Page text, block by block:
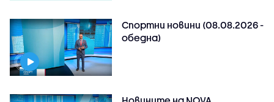
Спортни новини (08.08.2026 -
обедна)